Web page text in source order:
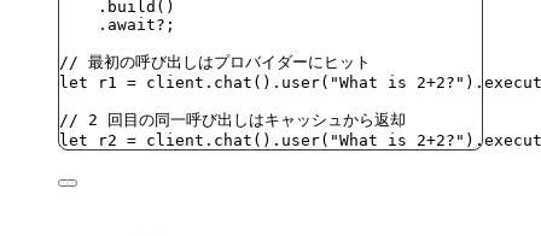
. build ()
. await? ;
// 最初の呼び出しはプロバイダーにヒット
let
r1 = client . chat () . user( "What is 2+2? " ) .
// 2 回目の同一呼び出しはキャッシュから返却
let
r2 = client . chat () . user( "What is 2+2? " ) .